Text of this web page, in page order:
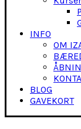
INFO
OM
BLOG
GAVEKORT